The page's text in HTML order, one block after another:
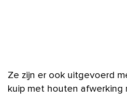
Ze zijn er ook uitgevoerd
kuip met houten afwerking